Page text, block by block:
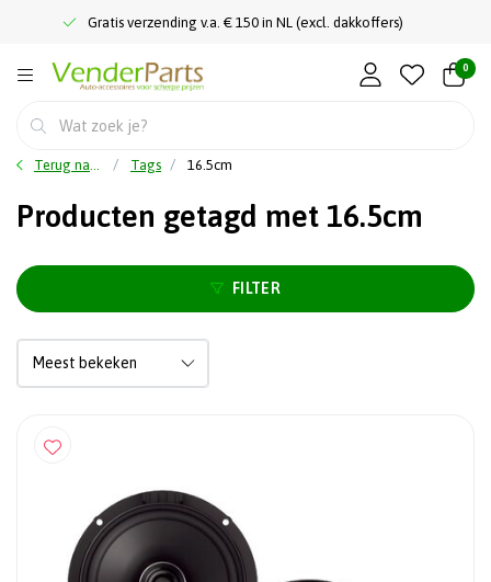
Gratis verzending v.a. € 150 in NL (excl. dakkoffers)
0
Terug naar home Tags 16.5cm
Producten getagd met 16.5cm
FILTER